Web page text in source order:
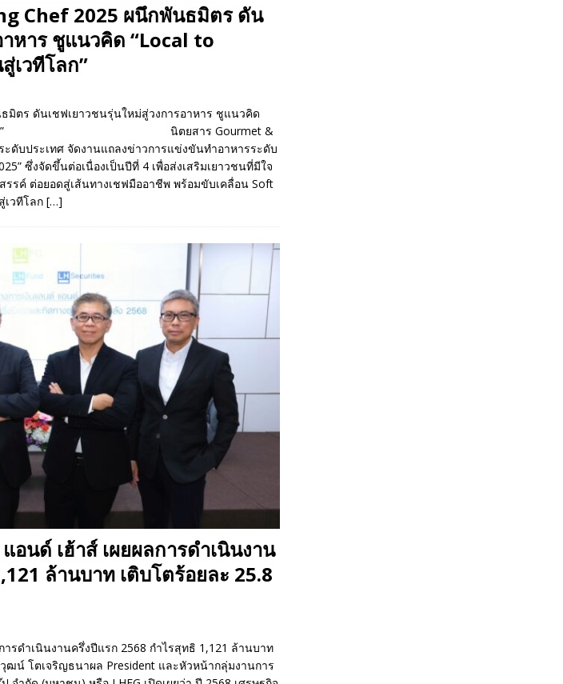
Chef 2025 ผนึกพันธมิตร ดัน
หาร ชูแนวคิด “Local to
เวทีโลก”
มิตร ดันเชฟเยาวชนรุ่นใหม่สู่วงการอาหาร ชูแนวคิด
งถิ่นสู่เวทีโลก” นิตยสาร Gourmet &
ดับประเทศ จัดงานแถลงข่าวการแข่งขันทำอาหารระดับ
ซึ่งจัดขึ้นต่อเนื่องเป็นปีที่ 4 เพื่อส่งเสริมเยาวชนที่มีใจ
รค์ ต่อยอดสู่เส้นทางเชฟมืออาชีพ พร้อมขับเคลื่อน Soft
วทีโลก […]
นด์ เฮ้าส์ เผยผลการดำเนินงาน
ล้านบาท เติบโตร้อยละ 25.8
รดำเนินงานครึ่งปีแรก 2568 กำไรสุทธิ 1,121 ล้านบาท
ฒน์ โตเจริญธนาผล President และหัวหน้ากลุ่มงานการ